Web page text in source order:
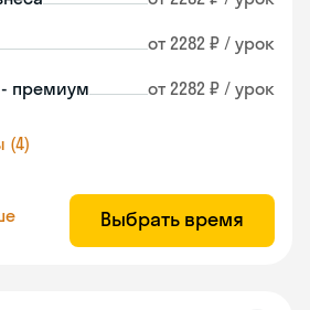
от 2282 ₽ / урок
премиум от 2282 ₽ / урок
(4)
Выбрать время